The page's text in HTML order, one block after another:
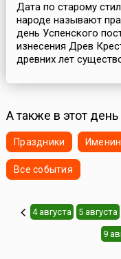
Дата по старому
народе называют
день Успенского
изнесения Древ
древних лет
А также в этот день
Праздники
Все события
4 августа 5 августа
9